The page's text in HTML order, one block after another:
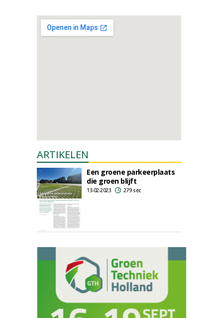
ARTIKELEN
Een groene parkeerplaats
die groen blijft
13-02-2023 279 sec